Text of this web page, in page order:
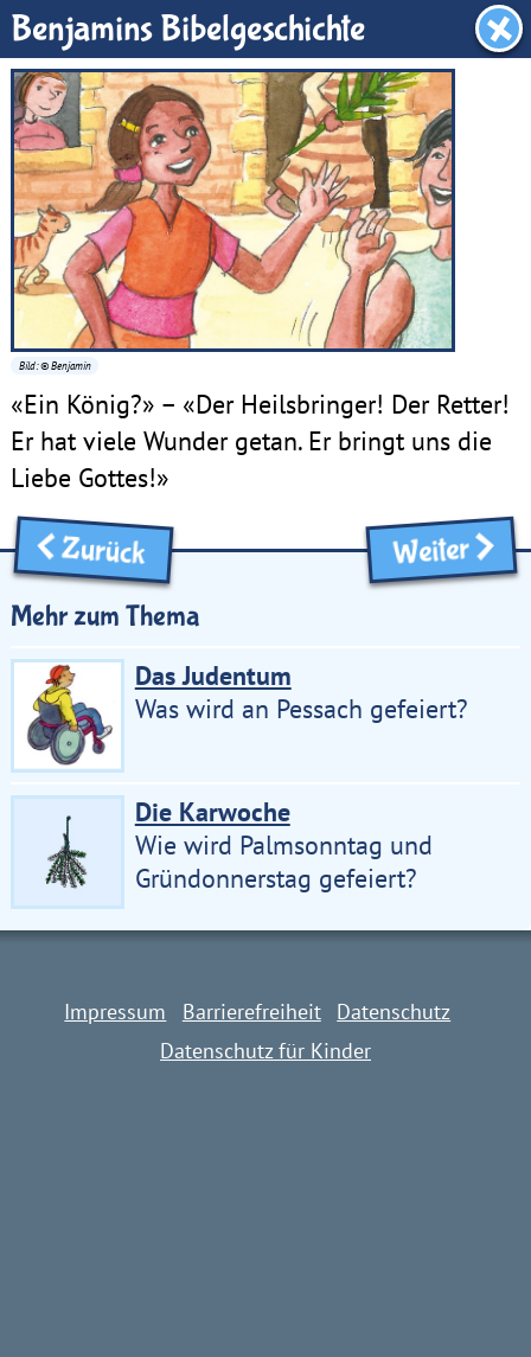
Benjamin-Zimmer
Benjamins Bibelgeschichte
Bild: © Benjamin
«Ein König?» – «Der Heilsbringer! Der Retter!
Er hat viele Wunder getan. Er bringt uns die
Liebe Gottes!»
Zurück Weiter
Mehr zum Thema
Das Judentum
Was wird an Pessach gefeiert?
Die Karwoche
Wie wird Palmsonntag und
Gründonnerstag gefeiert?
Impressum Barrierefreiheit
Datenschutz
Datenschutz für Kinder